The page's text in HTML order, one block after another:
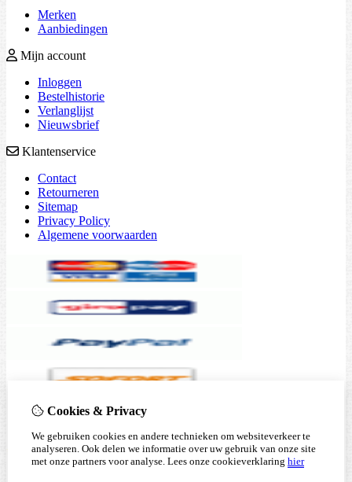
Merken
Aanbiedingen
Mijn account
Inloggen
Bestelhistorie
Verlanglijst
Nieuwsbrief
Klantenservice
Contact
Retourneren
Sitemap
Privacy Policy
Algemene voorwaarden
Cookies & Privacy
We gebruiken cookies en andere technieken om websiteverkeer te
analyseren. Ook delen we informatie over uw gebruik van onze site
met onze partners voor analyse. Lees onze cookieverklaring hier